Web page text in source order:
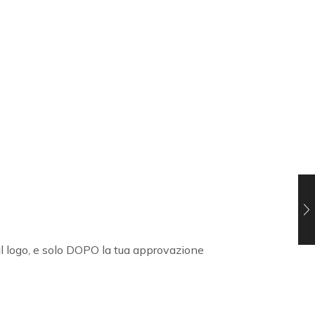
logo, e solo DOPO la tua approvazione